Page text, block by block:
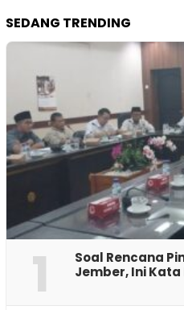
SEDANG TRENDING
1
‎Soal Rencana
Jember, Ini